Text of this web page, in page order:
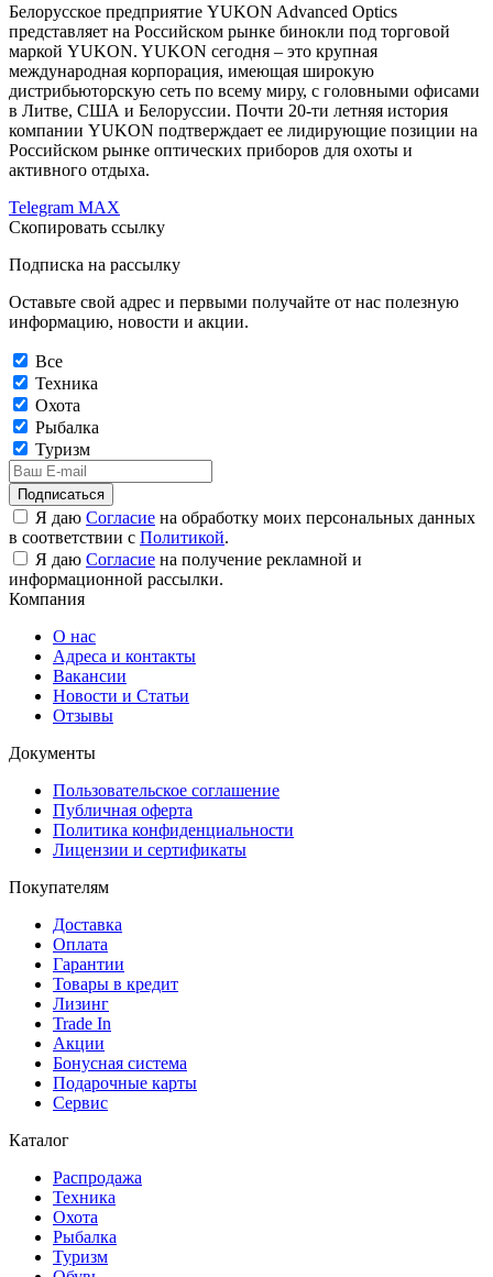
Белорусское предприятие YUKON Advanced Optics
представляет на Российском рынке бинокли под торговой
маркой YUKON. YUKON сегодня – это крупная
международная корпорация, имеющая широкую
дистрибьюторскую сеть по всему миру, с головными офисами
в Литве, США и Белоруссии. Почти 20-ти летняя история
компании YUKON подтверждает ее лидирующие позиции на
Российском рынке оптических приборов для охоты и
активного отдыха.
Telegram MAX
Скопировать ссылку
Подписка на рассылку
Оставьте свой адрес и первыми получайте от нас полезную
информацию, новости и акции.
Все
Техника
Охота
Рыбалка
Туризм
Подписаться
Я даю Согласие на обработку моих персональных данных
в соответствии с Политикой.
Я даю Согласие на получение рекламной и
информационной рассылки.
Компания
О нас
Адреса и контакты
Вакансии
Новости и Статьи
Отзывы
Документы
Пользовательское соглашение
Публичная оферта
Политика конфиденциальности
Лицензии и сертификаты
Покупателям
Доставка
Оплата
Гарантии
Товары в кредит
Лизинг
Trade In
Акции
Бонусная система
Подарочные карты
Сервис
Каталог
Распродажа
Техника
Охота
Рыбалка
Туризм